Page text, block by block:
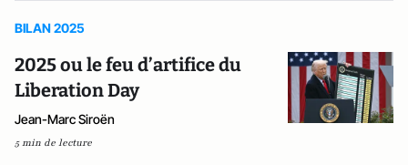
BILAN 2025
2025 ou le feu d’artifice du
Liberation Day
Jean-Marc Siroën
5 min de lecture